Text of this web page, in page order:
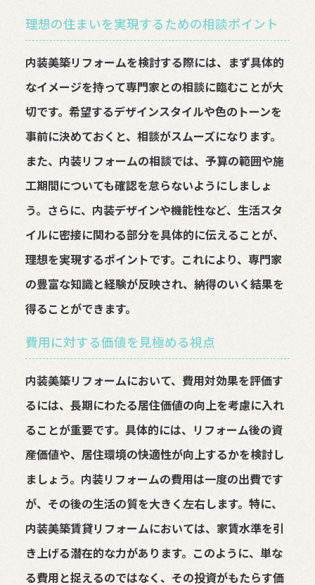
理想の住まいを実現するための相談ポイント
内装美築リフォームを検討する際には、まず具体的
なイメージを持って専門家との相談に臨むことが大
切です。希望するデザインスタイルや色のトーンを
事前に決めておくと、相談がスムーズになります。
また、内装リフォームの相談では、予算の範囲や施
工期間についても確認を怠らないようにしましょ
う。さらに、内装デザインや機能性など、生活スタ
イルに密接に関わる部分を具体的に伝えることが、
理想を実現するポイントです。これにより、専門家
の豊富な知識と経験が反映され、納得のいく結果を
得ることができます。
費用に対する価値を見極める視点
内装美築リフォームにおいて、費用対効果を評価す
るには、長期にわたる居住価値の向上を考慮に入れ
ることが重要です。具体的には、リフォーム後の資
産価値や、居住環境の快適性が向上するかを検討し
ましょう。内装リフォームの費用は一度の出費です
が、その後の生活の質を大きく左右します。特に、
内装美築賃貸リフォームにおいては、家賃水準を引
き上げる潜在的な力があります。このように、単な
る費用と捉えるのではなく、その投資がもたらす価